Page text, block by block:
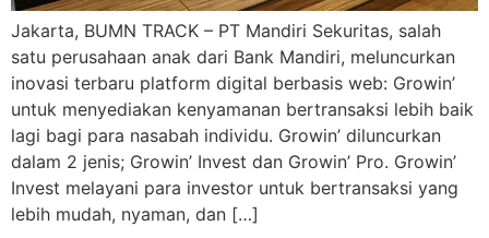
Jakarta, BUMN TRACK – PT Mandiri Sekuritas, salah
satu perusahaan anak dari Bank Mandiri, meluncurkan
inovasi terbaru platform digital berbasis web: Growin’
untuk menyediakan kenyamanan bertransaksi lebih baik
lagi bagi para nasabah individu. Growin’ diluncurkan
dalam 2 jenis; Growin’ Invest dan Growin’ Pro. Growin’
Invest melayani para investor untuk bertransaksi yang
lebih mudah, nyaman, dan […]